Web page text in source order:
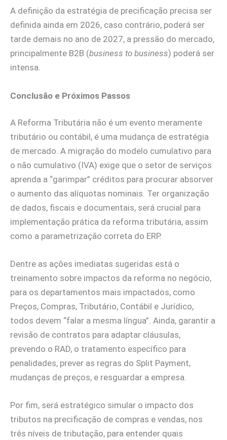
A definição da estratégia de precificação precisa ser
definida ainda em 2026, caso contrário, poderá ser
tarde demais no ano de 2027, a pressão do mercado,
principalmente B2B (business to business) poderá ser
intensa.
Conclusão e Próximos Passos
A Reforma Tributária não é um evento meramente
tributário ou contábil, é uma mudança de estratégia
de mercado. A migração do modelo cumulativo para
o não cumulativo (IVA) exige que o setor de serviços
aprenda a “garimpar” créditos para procurar absorver
o aumento das alíquotas nominais. Ter organização
de dados, fiscais e documentais, será crucial para
implementação prática da reforma tributária, assim
como a parametrização correta do ERP.
Dentre as ações imediatas sugeridas está o
treinamento sobre impactos da reforma no negócio,
para os departamentos mais impactados, como
Preços, Compras, Tributário, Contábil e Jurídico,
todos devem “falar a mesma língua”. Ainda, garantir a
revisão de contratos para adaptar cláusulas,
prevendo o RAD, o tratamento específico para
penalidades, prever as regras do Split Payment,
mudanças de preços, e resguardar a empresa.
Por fim, será estratégico simular o impacto dos
tributos na precificação de compras e vendas, nos
três níveis de tributação, para entender quais